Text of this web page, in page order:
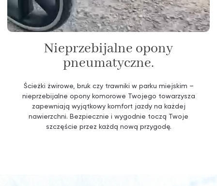
Nieprzebijalne opony
pneumatyczne.
Ścieżki żwirowe, bruk czy trawniki w parku miejskim –
nieprzebijalne opony komorowe Twojego towarzysza
zapewniają wyjątkowy komfort jazdy na każdej
nawierzchni. Bezpiecznie i wygodnie toczą Twoje
szczęście przez każdą nową przygodę.